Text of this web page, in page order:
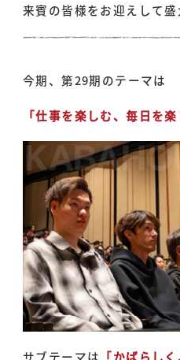
来賓の皆様をお迎えして
今期、第29期のテーマは
「仕事を楽しむ、毎日を